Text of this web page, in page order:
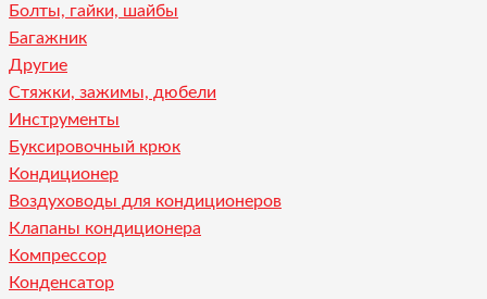
Болты, гайки, шайбы
Багажник
Другие
Стяжки, зажимы, дюбели
Инструменты
Буксировочный крюк
Кондиционер
Воздуховоды для кондиционеров
Клапаны кондиционера
Компрессор
Конденсатор